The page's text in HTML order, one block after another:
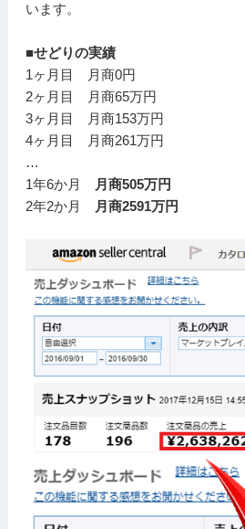
います。
■せどりの実績
1ヶ月目 月商0円
2ヶ月目 月商65万円
3ヶ月目 月商153万円
4ヶ月目 月商261万円
…
1年6か月
月商505万円
2年2か月
月商2591万円